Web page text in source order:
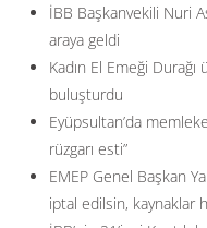
İBB Başkanvekili Nuri
araya geldi
Kadın El Emeği
buluşturdu
Eyüpsultan’da
rüzgarı esti”
EMEP Genel Başkan
iptal edilsin, kaynaklar